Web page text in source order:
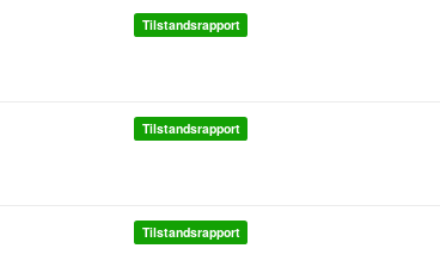
Tilstandsrapport
Tilstandsrapport
Tilstandsrapport